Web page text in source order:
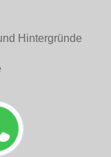
Hintergründe